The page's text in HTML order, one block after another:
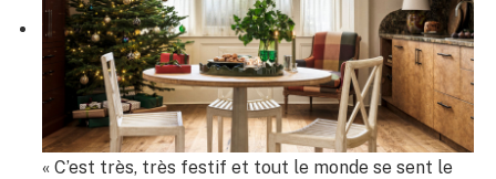
« C’est très, très festif et tout le monde se sent le